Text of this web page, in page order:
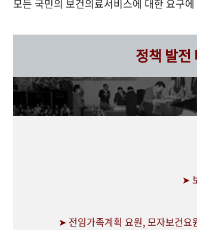
모든 국민의 보건의료서비스에 대한 요구
정책 발전
➤
➤ 전임가족계획 요원, 모자보건요